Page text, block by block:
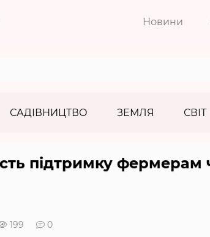
Новини
САДІВНИЦТВО ЗЕМЛЯ СВІТ
підтримку фермерам
199 0